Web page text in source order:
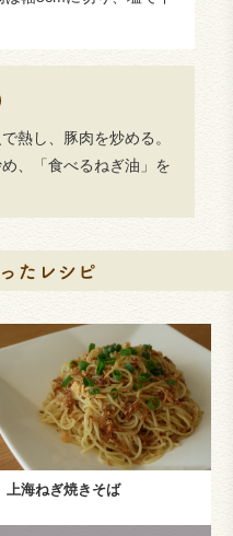
熱し、豚肉を炒める。
、「食べるねぎ油」を
上海ねぎ焼きそば